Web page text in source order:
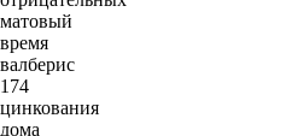
матовый
время
валберис
174
цинкования
дома